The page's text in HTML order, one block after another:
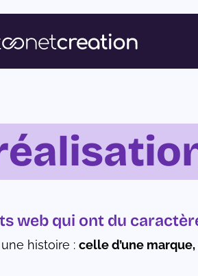
web qui ont du
histoire : celle d’une